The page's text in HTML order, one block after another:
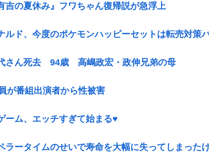
吉の夏休み』フワちゃん復帰説が急浮上
ルド、今度のポケモンハッピーセットは転売対策
代さん死去 94歳 高嶋政宏・政伸兄弟の母
が番組出演者から性被害
ーム、エッチすぎて始まる♥
ラータイムのせいで寿命を大幅に失ってしまった